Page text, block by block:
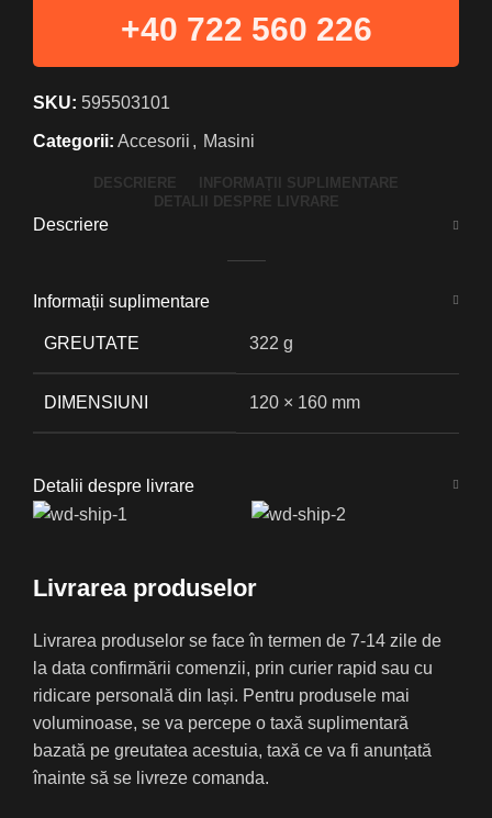
+40 722 560 226
SKU: 595503101
Categorii: Accesorii , Masini
DESCRIERE
INFORMAȚII SUPLIMENTARE
DETALII DESPRE LIVRARE
Descriere
Informații suplimentare
GREUTATE 322 g
DIMENSIUNI 120 × 160 mm
Detalii despre livrare
Livrarea produselor
Livrarea produselor se face în termen de 7-14 zile de
la data confirmării comenzii, prin curier rapid sau cu
ridicare personală din Iași. Pentru produsele mai
voluminoase, se va percepe o taxă suplimentară
bazată pe greutatea acestuia, taxă ce va fi anunțată
înainte să se livreze comanda.